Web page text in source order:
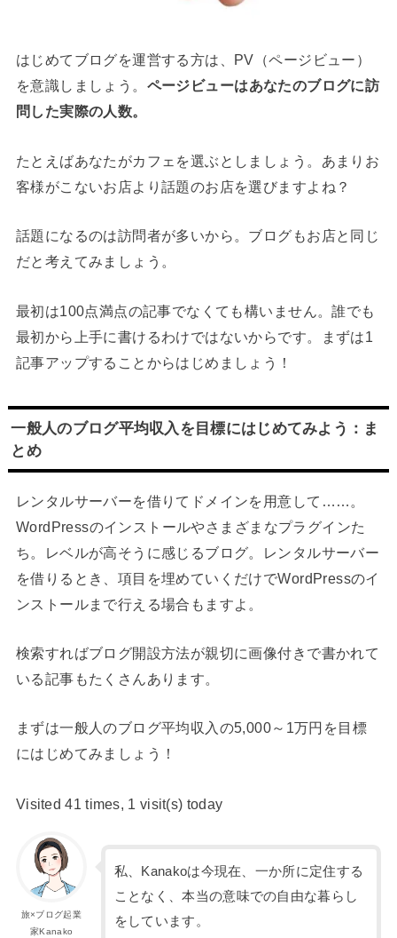
はじめてブログを運営する方は、PV（ページビュー）
を意識しましょう。 ページビューはあなたのブログに訪
問した実際の人数。
たとえばあなたがカフェを選ぶとしましょう。あまりお
客様がこないお店より話題のお店を選びますよね？
話題になるのは訪問者が多いから。ブログもお店と同じ
だと考えてみましょう。
最初は100点満点の記事でなくても構いません。誰でも
最初から上手に書けるわけではないからです。まずは1
記事アップすることからはじめましょう！
一般人のブログ平均収入を目標にはじめてみよう：ま
とめ
レンタルサーバーを借りてドメインを用意して……。
WordPressのインストールやさまざまなプラグインた
ち。レベルが高そうに感じるブログ。レンタルサーバー
を借りるとき、項目を埋めていくだけでWordPressのイ
ンストールまで行える場合もますよ。
検索すればブログ開設方法が親切に画像付きで書かれて
いる記事もたくさんあります。
まずは一般人のブログ平均収入の5,000～1万円を目標
にはじめてみましょう！
Visited 41 times, 1 visit(s) today
旅×ブログ起業
家Kanako
私、Kanakoは今現在、一か所に定住する
ことなく、本当の意味での自由な暮らし
をしています。